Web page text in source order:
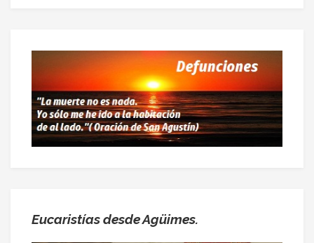
Eucaristías desde Agüimes.